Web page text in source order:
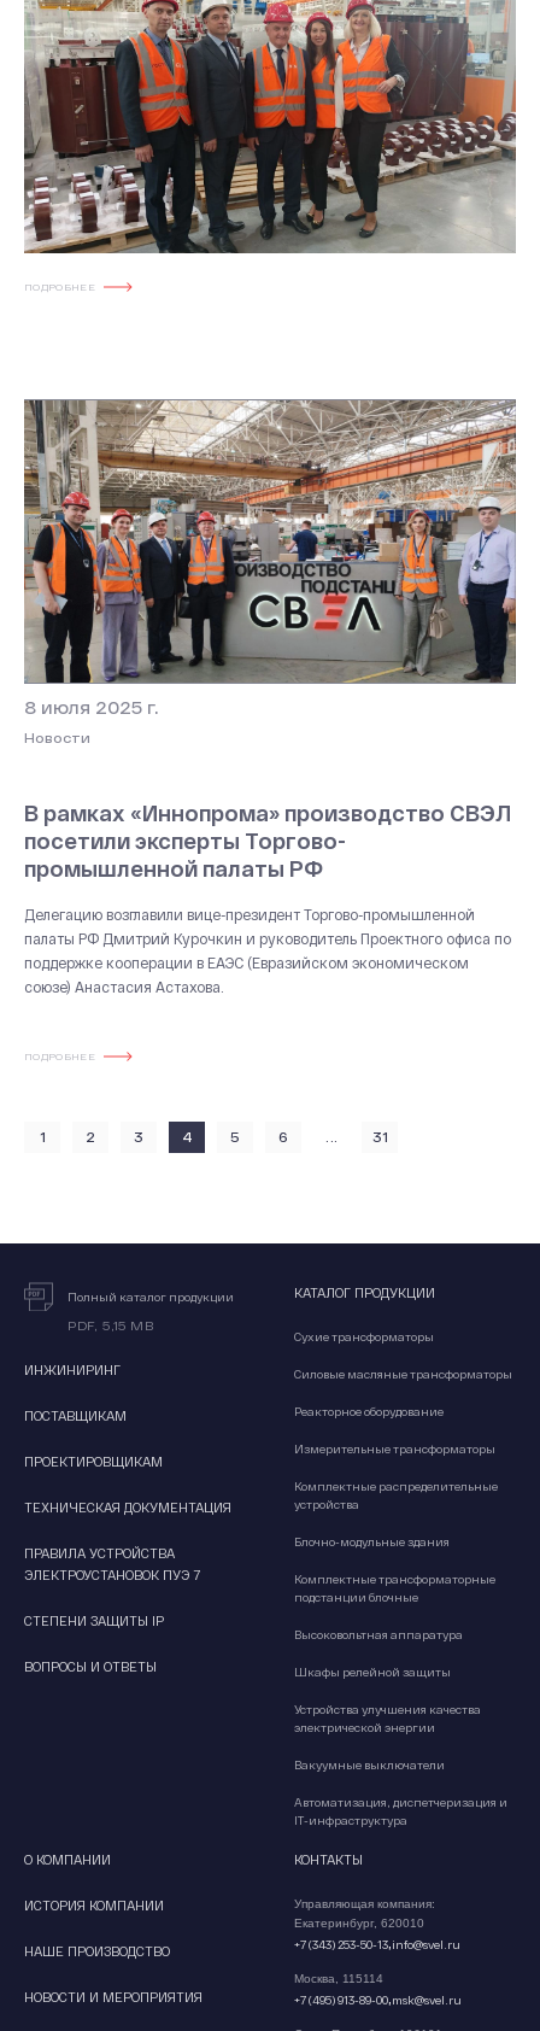
ПОДРОБНЕЕ
ПОДРОБНЕЕ
8 июля 2025 г.
Новости
В рамках «Иннопрома» производство СВЭЛ
посетили эксперты Торгово-
промышленной палаты РФ
Делегацию возглавили вице-президент Торгово-промышленной
палаты РФ Дмитрий Курочкин и руководитель Проектного офиса по
поддержке кооперации в ЕАЭС (Евразийском экономическом
союзе) Анастасия Астахова.
1 2 3 4 5 6 31
Полный каталог продукции
PDF, 5,15 MB
ИНЖИНИРИНГ
ПОСТАВЩИКАМ
ПРОЕКТИРОВЩИКАМ
ТЕХНИЧЕСКАЯ ДОКУМЕНТАЦИЯ
ПРАВИЛА УСТРОЙСТВА
ЭЛЕКТРОУСТАНОВОК ПУЭ 7
СТЕПЕНИ ЗАЩИТЫ IP
ВОПРОСЫ И ОТВЕТЫ
КАТАЛОГ ПРОДУКЦИИ
Сухие трансформаторы
Силовые масляные трансформаторы
Реакторное оборудование
Измерительные трансформаторы
Комплектные распределительные
устройства
Блочно-модульные здания
Комплектные трансформаторные
подстанции блочные
Высоковольтная аппаратура
Шкафы релейной защиты
Устройства улучшения качества
электрической энергии
Вакуумные выключатели
Автоматизация, диспетчеризация и
IT-инфраструктура
О КОМПАНИИ
ИСТОРИЯ КОМПАНИИ
НАШЕ ПРОИЗВОДСТВО
НОВОСТИ И МЕРОПРИЯТИЯ
КОНТАКТЫ
Управляющая компания:
Екатеринбург, 620010
+7 (343) 253-50-13,info@svel.ru
Москва, 115114
+7 (495) 913-89-00,msk@svel.ru